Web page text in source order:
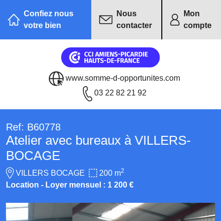
Confiez nous
votre bien
Nous
contacter
Mon
compte
www.somme-d-opportunites.com
03 22 82 21 92
Ref: B60778
Atelier avec bureaux à VILLERS-
BOCAGE
VILLERS BOCAGE 200 m2
Location - Loyer mensuel : 1 200 €